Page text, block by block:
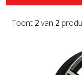
Toont 2 van 2